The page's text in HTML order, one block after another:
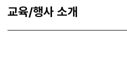
교육/행사 소개